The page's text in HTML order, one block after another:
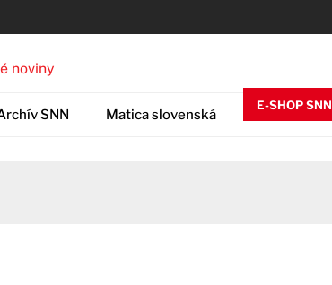
SNN Matica slovenská
E-SHOP SNN